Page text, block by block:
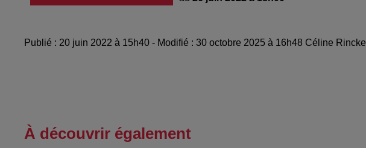
Publié : 20 juin 2022 à 15h40 - Modifié : 30 octobre 2025 à 16h48 Céline Rinckel
À découvrir également